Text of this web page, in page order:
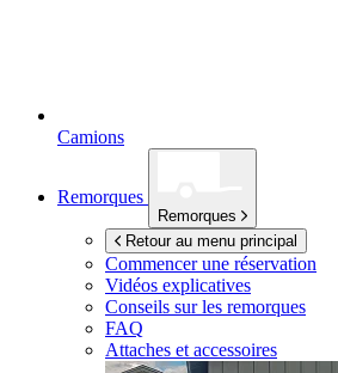
Camions
Remorques
Remorques
Retour au menu principal
Commencer une réservation
Vidéos explicatives
Conseils sur les remorques
FAQ
Attaches et accessoires